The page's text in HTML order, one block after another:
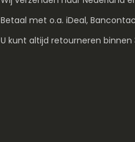
Betaal met o.a. iDeal,
U kunt altijd retourneren binnen